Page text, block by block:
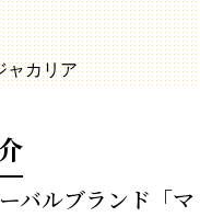
カリア
バルブランド「マ